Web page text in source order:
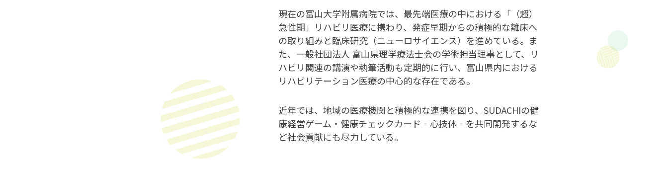
現在の富山大学附属病院では、最先端医療の中における「（超）
急性期」リハビリ医療に携わり、発症早期からの積極的な離床へ
の取り組みと臨床研究（ニューロサイエンス）を進めている。ま
た、一般社団法人 富山県理学療法士会の学術担当理事として、リ
ハビリ関連の講演や執筆活動も定期的に行い、富山県内における
リハビリテーション医療の中心的な存在である。
近年では、地域の医療機関と積極的な連携を図り、SUDACHIの健
康経営ゲーム・健康チェックカード‐心技体‐を共同開発するな
ど社会貢献にも尽力している。